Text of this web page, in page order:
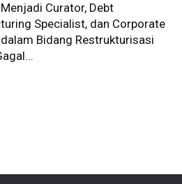
Curator, Debt
Specialist, dan Corporate
Bidang Restrukturisasi